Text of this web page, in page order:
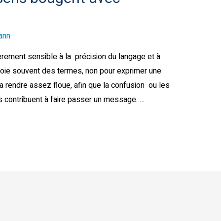
sensible à la précision du langage et à
souvent des termes, non pour exprimer une
rendre assez floue, afin que la confusion ou les
à faire passer un message. …